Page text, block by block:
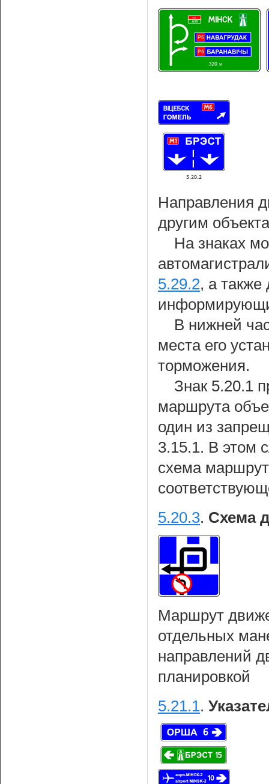
Направления
другим
На знаках
5.29.2, а также
В нижней
места его
торможения.
Знак 5.20.1
маршрута
один из
3.15.1. В этом
схема
5.20.3. Схема
Маршрут
отдельных
направлений
планировкой
5.21.1.